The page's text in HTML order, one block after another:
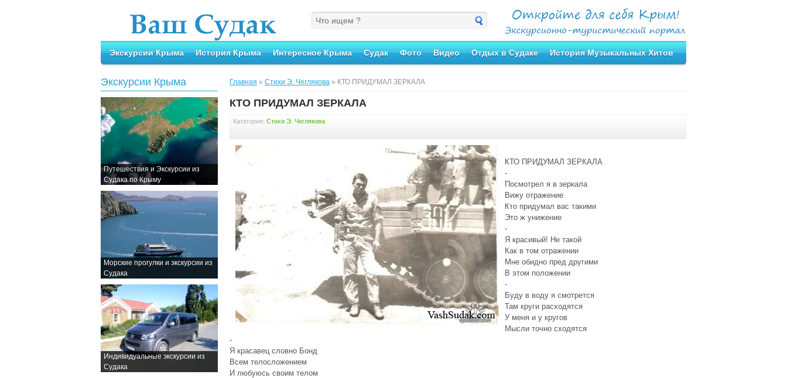
Экскурсии Крыма История Крыма Интересное Крыма Судак Фото Видео Отдых в Судаке История Музыкальных Хитов
Экскурсии Крыма
Путешествия и Экскурсии из
Судака по Крыму
Морские прогулки и экскурсии из
Судака
Индивидуальные экскурсии из
Судака
Главная » Стихи Э. Чеглякова » КТО ПРИДУМАЛ ЗЕРКАЛА
КТО ПРИДУМАЛ ЗЕРКАЛА
Категория: Стихи Э. Чеглякова
КТО ПРИДУМАЛ ЗЕРКАЛА
-
Посмотрел я в зеркала
Вижу отражение
Кто придумал вас такими
Это ж унижение
-
Я красивый! Не такой
Как в том отражении
Мне обидно пред другими
В этом положении
-
Буду в воду я смотрется
Там круги расходятся
У меня и у кругов
Мысли точно сходятся
-
Я красавец словно Бонд
Всем телосложением
И любуюсь своим телом